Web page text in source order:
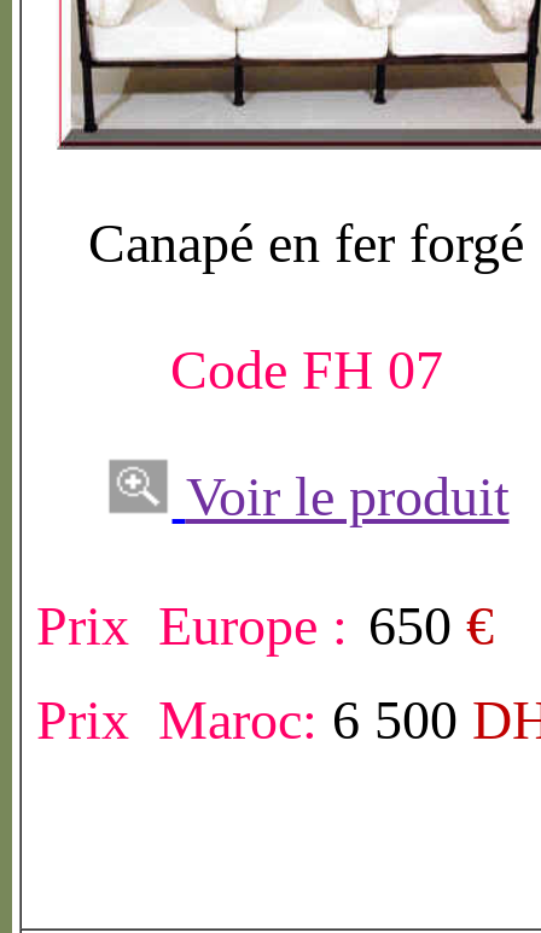
Canapé en fer forgé
Code FH 07
Voir le produit
Prix Europe : 650 €
Prix Maroc: 6 500